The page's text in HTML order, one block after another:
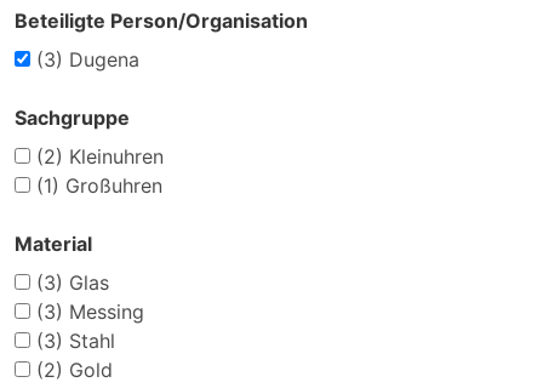
Beteiligte Person/Organisation
(3) Dugena
Sachgruppe
(2) Kleinuhren
(1) Großuhren
Material
(3) Glas
(3) Messing
(3) Stahl
(2) Gold